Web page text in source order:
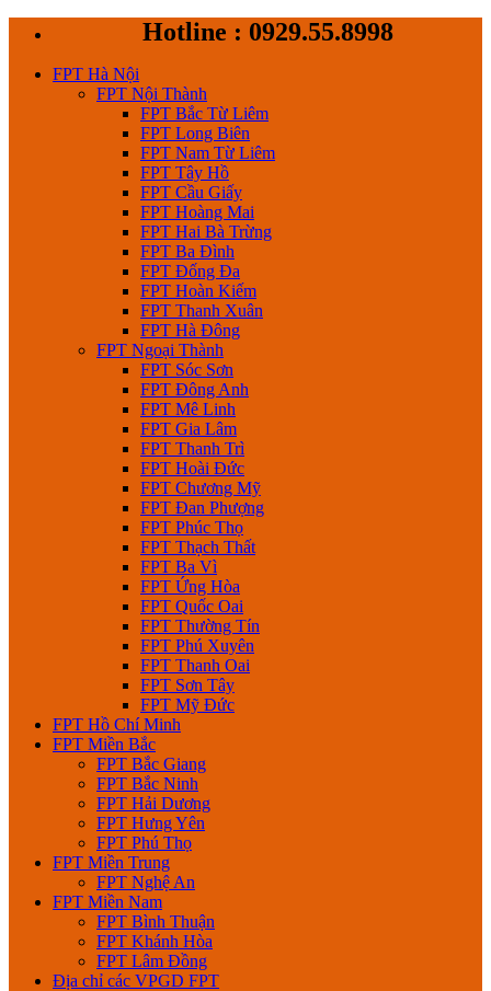
content
Hotline : 0929.55.8998
FPT Hà Nội
FPT Nội Thành
FPT Bắc Từ Liêm
FPT Long Biên
FPT Nam Từ Liêm
FPT Tây Hồ
FPT Cầu Giấy
FPT Hoàng Mai
FPT Hai Bà Trừng
FPT Ba Đình
FPT Đống Đa
FPT Hoàn Kiếm
FPT Thanh Xuân
FPT Hà Đông
FPT Ngoại Thành
FPT Sóc Sơn
FPT Đông Anh
FPT Mê Linh
FPT Gia Lâm
FPT Thanh Trì
FPT Hoài Đức
FPT Chương Mỹ
FPT Đan Phượng
FPT Phúc Thọ
FPT Thạch Thất
FPT Ba Vì
FPT Ứng Hòa
FPT Quốc Oai
FPT Thường Tín
FPT Phú Xuyên
FPT Thanh Oai
FPT Sơn Tây
FPT Mỹ Đức
FPT Hồ Chí Minh
FPT Miền Bắc
FPT Bắc Giang
FPT Bắc Ninh
FPT Hải Dương
FPT Hưng Yên
FPT Phú Thọ
FPT Miền Trung
FPT Nghệ An
FPT Miền Nam
FPT Bình Thuận
FPT Khánh Hòa
FPT Lâm Đồng
Địa chỉ các VPGD FPT